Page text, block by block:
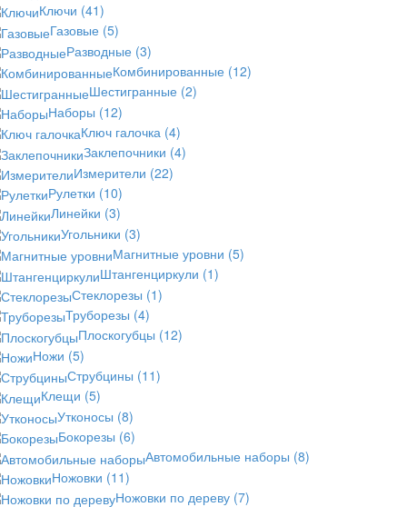
Ключи (41)
Газовые (5)
Разводные (3)
Комбинированные (12)
Шестигранные (2)
Наборы (12)
Ключ галочка (4)
Заклепочники (4)
Измерители (22)
Рулетки (10)
Линейки (3)
Угольники (3)
Магнитные уровни (5)
Штангенциркули (1)
Стеклорезы (1)
Труборезы (4)
Плоскогубцы (12)
Ножи (5)
Струбцины (11)
Клещи (5)
Утконосы (8)
Бокорезы (6)
Автомобильные наборы (8)
Ножовки (11)
Ножовки по дереву (7)